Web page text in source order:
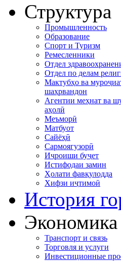
Структура
Промышленность
Образование
Спорт и Туризм
Ремесленники
Отдел
Отдел по делам
Мактубҳо ва
шаҳрвандон
Агентии меҳнат ва
аҳолӣ
Меъморӣ
Матбуот
Сайёҳӣ
Сармоягузорӣ
Иҷроиши буҷет
Истифодаи замин
Ҳолати фавқулодда
Хифзи иҷтимоӣ
История
Экономика
Транспорт и связь
Торговля и услуги
Инвестиционные